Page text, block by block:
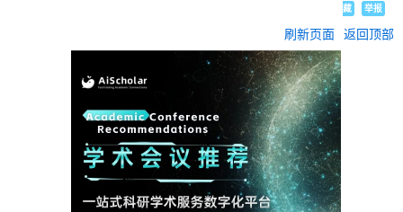
藏
举报
刷新页面 返回顶部